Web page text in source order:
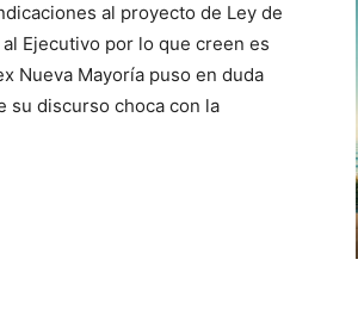
al proyecto de Ley de
Ejecutivo por lo que creen es
Nueva Mayoría puso en duda
su discurso choca con la